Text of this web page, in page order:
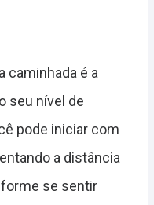
caminhada é a
seu nível de
pode iniciar com
a distância
se sentir